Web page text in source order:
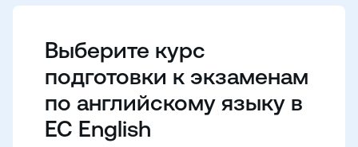
Выберите курс
подготовки к экзаменам
по английскому языку в
EC English